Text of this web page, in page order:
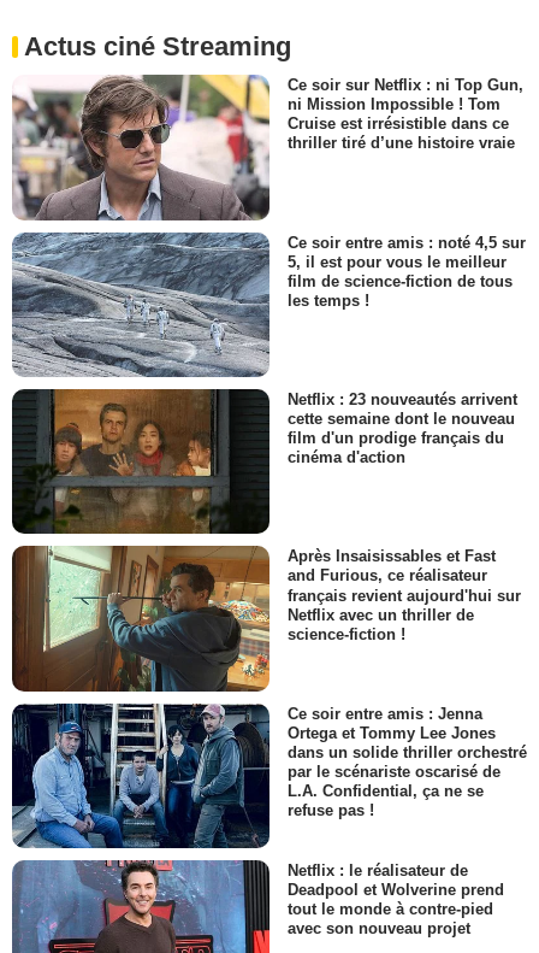
Actus ciné Streaming
Ce soir sur Netflix : ni Top Gun,
ni Mission Impossible ! Tom
Cruise est irrésistible dans ce
thriller tiré d’une histoire vraie
Ce soir entre amis : noté 4,5 sur
5, il est pour vous le meilleur
film de science-fiction de tous
les temps !
Netflix : 23 nouveautés arrivent
cette semaine dont le nouveau
film d'un prodige français du
cinéma d'action
Après Insaisissables et Fast
and Furious, ce réalisateur
français revient aujourd'hui sur
Netflix avec un thriller de
science-fiction !
Ce soir entre amis : Jenna
Ortega et Tommy Lee Jones
dans un solide thriller orchestré
par le scénariste oscarisé de
L.A. Confidential, ça ne se
refuse pas !
Netflix : le réalisateur de
Deadpool et Wolverine prend
tout le monde à contre-pied
avec son nouveau projet